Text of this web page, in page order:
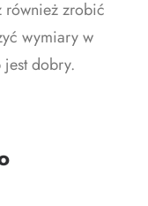
również zrobić
wymiary w
dobry.